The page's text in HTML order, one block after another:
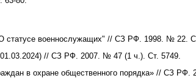
военнослужащих" // СЗ РФ. 1998. № 22.
// СЗ РФ. 2007. № 47 (1 ч.). Ст. 5749.
в охране общественного порядка» // СЗ РФ.